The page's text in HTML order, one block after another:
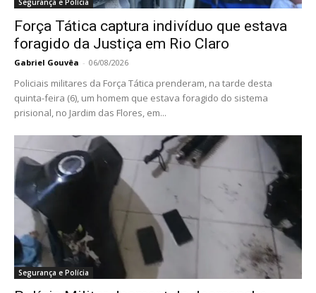
Força Tática captura indivíduo que estava
foragido da Justiça em Rio Claro
Gabriel Gouvêa - 06/08/2026
Policiais militares da Força Tática prenderam, na tarde desta
quinta-feira (6), um homem que estava foragido do sistema
prisional, no Jardim das Flores, em...
Segurança e Polícia